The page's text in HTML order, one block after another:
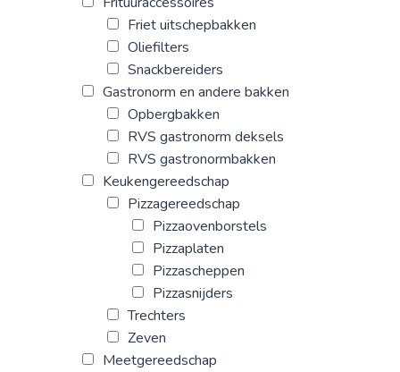
Friet uitschepbakken
Oliefilters
Snackbereiders
Gastronorm en andere bakken
Opbergbakken
RVS gastronorm deksels
RVS gastronormbakken
Keukengereedschap
Pizzagereedschap
Pizzaovenborstels
Pizzaplaten
Pizzascheppen
Pizzasnijders
Trechters
Zeven
Meetgereedschap